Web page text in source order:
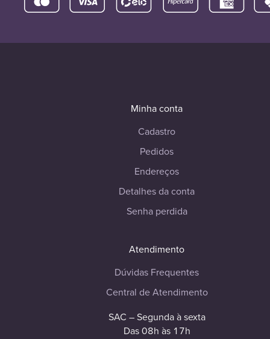
Minha conta
Cadastro
Pedidos
Endereços
Detalhes da conta
Senha perdida
Atendimento
Dúvidas Frequentes
Central de Atendimento
SAC – Segunda à sexta
Das 08h às 17h